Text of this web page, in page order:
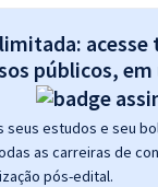
acesse
públicos,
estudos e seu
as carreiras de
pós-edital.